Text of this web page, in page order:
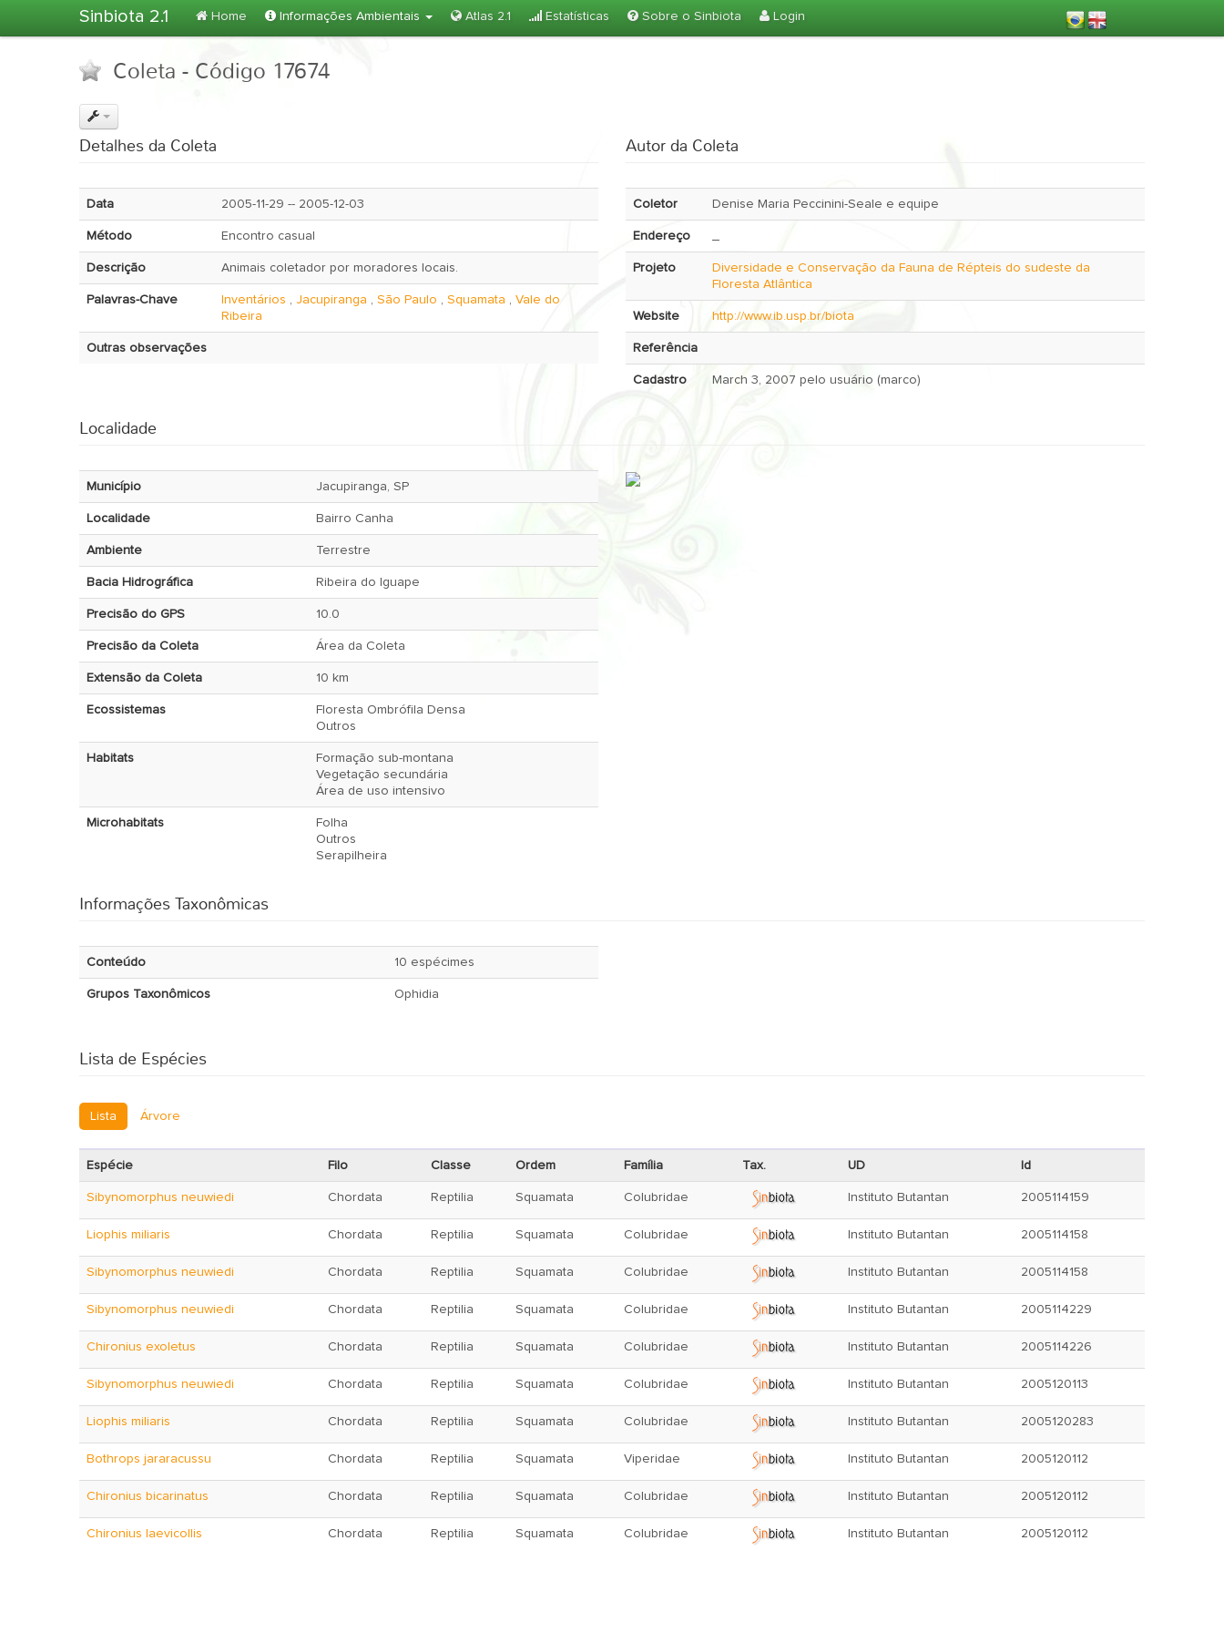
Sinbiota 2.1 Home Informações Ambientais Atlas 2.1 Estatísticas Sobre o Sinbiota Login
Coleta - Código 17674
Detalhes da Coleta
Data 2005-11-29 -- 2005-12-03
Método Encontro casual
Descrição Animais coletador por moradores locais.
Palavras-Chave Inventários , Jacupiranga , São Paulo , Squamata , Vale do
Ribeira
Outras observações
Autor da Coleta
Coletor Denise Maria Peccinini-Seale e equipe
Endereço
Projeto
Diversidade e Conservação da Fauna de Répteis do sudeste da
Floresta Atlântica
Website http://www.ib.usp.br/biota
Referência
Cadastro March 3, 2007 pelo usuário (marco)
Localidade
Município Jacupiranga, SP
Localidade Bairro Canha
Ambiente Terrestre
Bacia Hidrográfica Ribeira do Iguape
Precisão do GPS 10.0
Precisão da Coleta Área da Coleta
Extensão da Coleta 10 km
Ecossistemas
Floresta Ombrófila Densa
Outros
Habitats
Formação sub-montana
Vegetação secundária
Área de uso intensivo
Microhabitats
Folha
Outros
Serapilheira
Informações Taxonômicas
Conteúdo 10 espécimes
Grupos Taxonômicos Ophidia
Lista de Espécies
Lista Árvore
Espécie Filo Classe Ordem Família Tax. UD Id
Sibynomorphus neuwiedi Chordata Reptilia Squamata Colubridae Instituto Butantan 2005114159
Liophis miliaris Chordata Reptilia Squamata Colubridae Instituto Butantan 2005114158
Sibynomorphus neuwiedi Chordata Reptilia Squamata Colubridae Instituto Butantan 2005114158
Sibynomorphus neuwiedi Chordata Reptilia Squamata Colubridae Instituto Butantan 2005114229
Chironius exoletus Chordata Reptilia Squamata Colubridae Instituto Butantan 2005114226
Sibynomorphus neuwiedi Chordata Reptilia Squamata Colubridae Instituto Butantan 2005120113
Liophis miliaris Chordata Reptilia Squamata Colubridae Instituto Butantan 2005120283
Bothrops jararacussu Chordata Reptilia Squamata Viperidae Instituto Butantan 2005120112
Chironius bicarinatus Chordata Reptilia Squamata Colubridae Instituto Butantan 2005120112
Chironius laevicollis Chordata Reptilia Squamata Colubridae Instituto Butantan 2005120112